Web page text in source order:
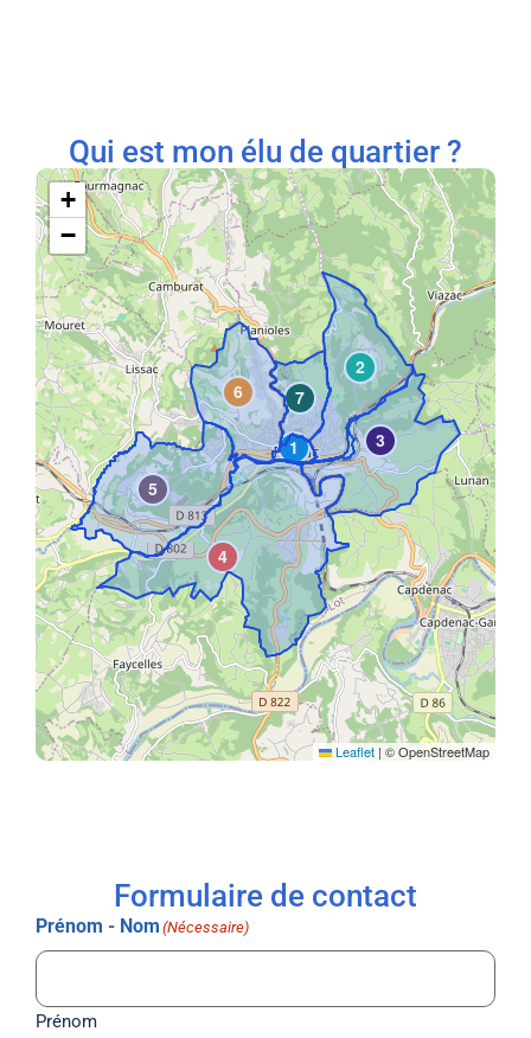
Qui est mon élu de quartier ?
4
5
6
1
7
2
3
+
−
Leaflet | © OpenStreetMap
Formulaire de contact
Prénom - Nom (Nécessaire)
Prénom